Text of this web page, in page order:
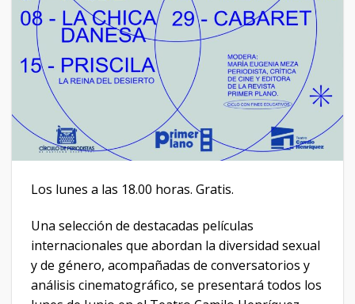
Los lunes a las 18.00 horas. Gratis.
Una selección de destacadas películas
internacionales que abordan la diversidad sexual
y de género, acompañadas de conversatorios y
análisis cinematográfico, se presentará todos los